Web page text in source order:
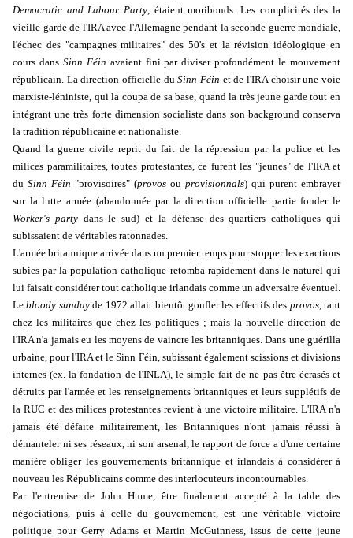
Democratic and Labour Party, étaient moribonds. Les complicités des la
vieille garde de l'IRA avec l'Allemagne pendant la seconde guerre mondiale,
l'échec des "campagnes militaires" des 50's et la révision idéologique en
cours dans Sinn Féin avaient fini par diviser profondément le mouvement
républicain. La direction officielle duSinn Féin et de l'IRA choisir une voie
marxiste-léniniste, qui la coupa de sa base, quand la très jeune garde tout en
intégrant une très forte dimension socialiste dans son background conserva
la tradition républicaine et nationaliste.
Quand la guerre civile reprit du fait de la répression par la police et les
milices paramilitaires, toutes protestantes, ce furent les "jeunes" de l'IRA et
du Sinn Féin "provisoires" (provos ou provisionnals) qui purent embrayer
sur la lutte armée (abandonnée par la direction officielle partie fonder le
Worker's partydans le sud) et la défense des quartiers catholiques qui
subissaient de véritables ratonnades.
L'armée britannique arrivée dans un premier temps pour stopper les exactions
subies par la population catholique retomba rapidement dans le naturel qui
lui faisait considérer tout catholique irlandais comme un adversaire éventuel.
Lebloody sundayde 1972 allait bientôt gonfler les effectifs des provos, tant
chez les militaires que chez les politiques ; mais la nouvelle direction de
l'IRA n'a jamais eu les moyens de vaincre les britanniques. Dans une guérilla
urbaine, pour l'IRA et le Sinn Féin, subissant également scissions et divisions
internes (ex. la fondation de l'INLA), le simple fait de ne pas être écrasés et
détruits par l'armée et les renseignements britanniques et leurs supplétifs de
la RUC et des milices protestantes revient à une victoire militaire. L'IRA n'a
jamais été défaite militairement, les Britanniques n'ont jamais réussi à
démanteler ni ses réseaux, ni son arsenal, le rapport de force a d'une certaine
manière obliger les gouvernements britannique et irlandais à considérer à
nouveau les Républicains comme des interlocuteurs incontournables.
Par l'entremise de John Hume, être finalement accepté à la table des
négociations, puis à celle du gouvernement, est une véritable victoire
politique pour Gerry Adams et Martin McGuinness, issus de cette jeune